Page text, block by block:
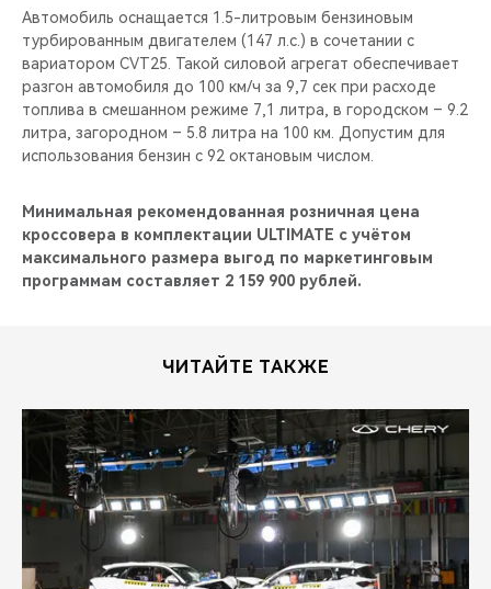
Автомобиль оснащается 1.5-литровым бензиновым
турбированным двигателем (147 л.с.) в сочетании с
вариатором CVT25. Такой силовой агрегат обеспечивает
разгон автомобиля до 100 км/ч за 9,7 сек при расходе
топлива в смешанном режиме 7,1 литра, в городском – 9.2
литра, загородном – 5.8 литра на 100 км. Допустим для
использования бензин с 92 октановым числом.
Минимальная рекомендованная розничная цена
кроссовера в комплектации ULTIMATE с учётом
максимального размера выгод по маркетинговым
программам составляет 2 159 900 рублей.
ЧИТАЙТЕ ТАКЖЕ